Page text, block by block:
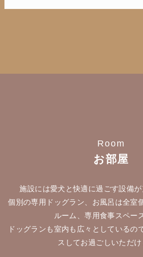
Room
お部屋
施設には愛犬と快適に過ごす設備が
個別の専用ドッグラン、お風呂は全室
ルーム、専用食事スペー
ドッグランも室内も広々としているの
スしてお過ごしいただけ